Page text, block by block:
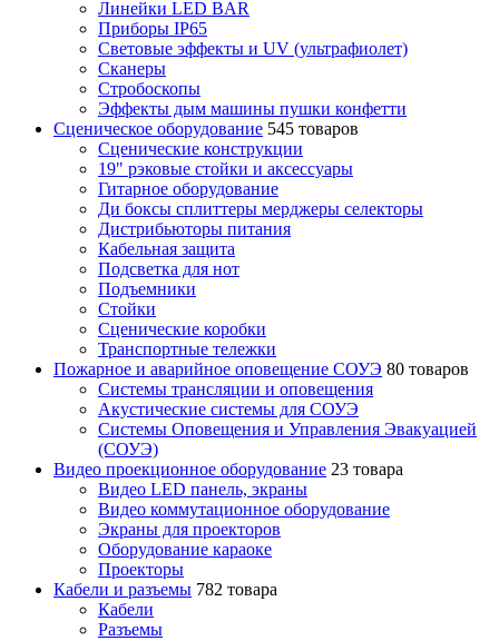
Линейки LED BAR
Приборы IP65
Световые эффекты и UV (ультрафиолет)
Сканеры
Стробоскопы
Эффекты дым машины пушки конфетти
Сценическое оборудование 545 товаров
Сценические конструкции
19" рэковые стойки и аксесcуары
Гитарное оборудование
Ди боксы сплиттеры мерджеры селекторы
Дистрибьюторы питания
Кабельная защита
Подсветка для нот
Подъемники
Стойки
Сценические коробки
Транспортные тележки
Пожарное и аварийное оповещение СОУЭ 80 товаров
Cистемы трансляции и оповещения
Акустические системы для СОУЭ
Системы Оповещения и Управления Эвакуацией
(СОУЭ)
Видео проекционное оборудование 23 товара
Видео LED панель, экраны
Видео коммутационное оборудование
Экраны для проекторов
Оборудование караоке
Проекторы
Кабели и разъемы 782 товара
Кабели
Разъемы